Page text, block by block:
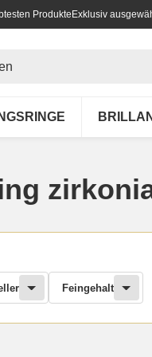
Produkte Exklusiv
Feingehalt